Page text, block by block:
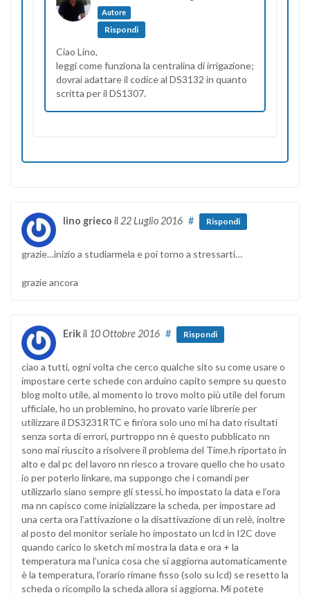
Autore
Rispondi
Ciao Lino,
leggi come funziona la centralina di irrigazione;
dovrai adattare il codice al DS3132 in quanto
scritta per il DS1307.
lino grieco il 22 Luglio 2016 # Rispondi
grazie…inizio a studiarmela e poi torno a stressarti…
grazie ancora
Erikil 10 Ottobre 2016 # Rispondi
ciao a tutti, ogni volta che cerco qualche sito su come usare o
impostare certe schede con arduino capito sempre su questo
blog molto utile, al momento lo trovo molto più utile del forum
ufficiale, ho un problemino, ho provato varie librerie per
utilizzare il DS3231RTC e fin’ora solo uno mi ha dato risultati
senza sorta di errori, purtroppo nn è questo pubblicato nn
sono mai riuscito a risolvere il problema del Time.h riportato in
alto e dal pc del lavoro nn riesco a trovare quello che ho usato
io per poterlo linkare, ma suppongo che i comandi per
utilizzarlo siano sempre gli stessi, ho impostato la data e l’ora
ma nn capisco come inizializzare la scheda, per impostare ad
una certa ora l’attivazione o la disattivazione di un relè, inoltre
al posto del monitor seriale ho impostato un lcd in I2C dove
quando carico lo sketch mi mostra la data e ora + la
temperatura ma l’unica cosa che si aggiorna automaticamente
è la temperatura, l’orario rimane fisso (solo su lcd) se resetto la
scheda o ricompilo la scheda allora si aggiorna. Mi potete